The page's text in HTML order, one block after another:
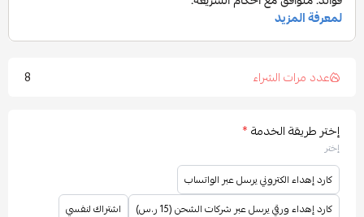
عدد مرات الشراء 8
إختر طريقة الخدمة*
إختر
كارد إهداء الكتروني يرسل عبر الواتساب
كارد إهداء ورقي يرسل عبر شركات الشحن (15 ر.س)
اشتراك لنفسي